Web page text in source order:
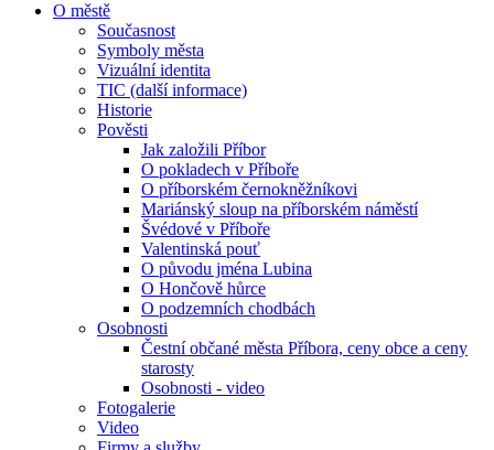
O městě
Současnost
Symboly města
Vizuální identita
TIC (další informace)
Historie
Pověsti
Jak založili Příbor
O pokladech v Příboře
O příborském černokněžníkovi
Mariánský sloup na příborském náměstí
Švédové v Příboře
Valentinská pouť
O původu jména Lubina
O Hončově hůrce
O podzemních chodbách
Osobnosti
Čestní občané města Příbora, ceny obce a ceny
starosty
Osobnosti - video
Fotogalerie
Video